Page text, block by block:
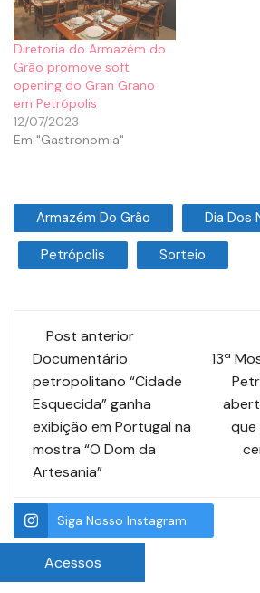
Diretoria do Armazém do
Grão promove soft
opening do Gran Grano
em Petrópolis
12/07/2023
Em "Gastronomia"
Armazém Do Grão Dia Dos
Petrópolis Sorteio
Post anterior
Documentário
petropolitano “Cidade
Esquecida” ganha
exibição em Portugal na
mostra “O Dom da
Artesania”
13ª
que
Siga Nosso Instagram
Acessos